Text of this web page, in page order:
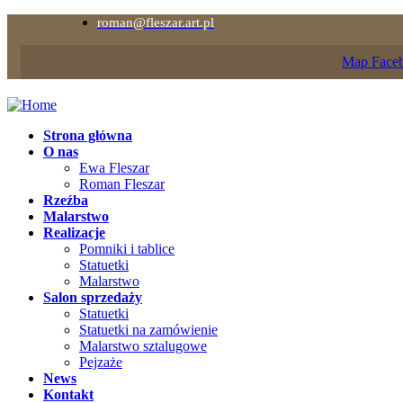
roman@fleszar.art.pl
Map
Strona główna
O nas
Ewa Fleszar
Roman Fleszar
Rzeźba
Malarstwo
Realizacje
Pomniki i tablice
Statuetki
Malarstwo
Salon sprzedaży
Statuetki
Statuetki na zamówienie
Malarstwo sztalugowe
Pejzaże
News
Kontakt